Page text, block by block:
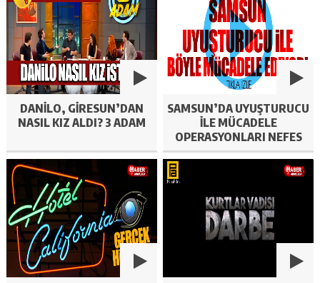
DANILO, GIRESUN’DAN
NASIL KIZ ALDI? 3 ADAM
SAMSUN’DA UYUŞTURUCU
ILE MÜCADELE
OPERASYONLARI NEFES
KESTI